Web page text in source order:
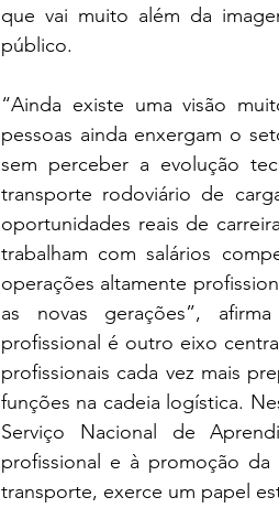
que vai muito além da
público.
“Ainda existe uma visão
pessoas ainda enxergam o
sem perceber a evolução
transporte rodoviário de
oportunidades reais de
trabalham com salários
operações altamente
as novas gerações”,
profissional é outro eixo
profissionais cada vez mais
funções na cadeia logística.
Serviço Nacional de
profissional e à promoção
transporte, exerce um papel